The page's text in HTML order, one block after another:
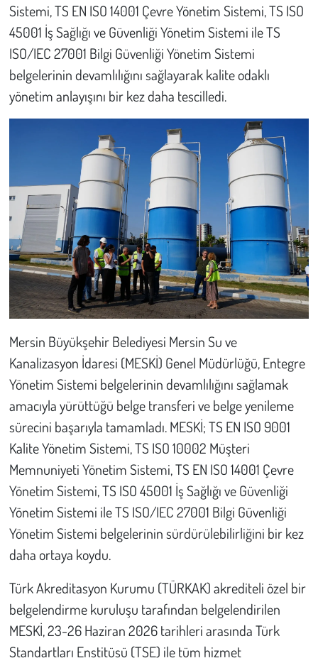
Sistemi, TS EN ISO 14001 Çevre Yönetim Sistemi, TS ISO
45001 İş Sağlığı ve Güvenliği Yönetim Sistemi ile TS
ISO/IEC 27001 Bilgi Güvenliği Yönetim Sistemi
belgelerinin devamlılığını sağlayarak kalite odaklı
yönetim anlayışını bir kez daha tescilledi.
Mersin Büyükşehir Belediyesi Mersin Su ve
Kanalizasyon İdaresi (MESKİ) Genel Müdürlüğü, Entegre
Yönetim Sistemi belgelerinin devamlılığını sağlamak
amacıyla yürüttüğü belge transferi ve belge yenileme
sürecini başarıyla tamamladı. MESKİ; TS EN ISO 9001
Kalite Yönetim Sistemi, TS ISO 10002 Müşteri
Memnuniyeti Yönetim Sistemi, TS EN ISO 14001 Çevre
Yönetim Sistemi, TS ISO 45001 İş Sağlığı ve Güvenliği
Yönetim Sistemi ile TS ISO/IEC 27001 Bilgi Güvenliği
Yönetim Sistemi belgelerinin sürdürülebilirliğini bir kez
daha ortaya koydu.
Türk Akreditasyon Kurumu (TÜRKAK) akrediteli özel bir
belgelendirme kuruluşu tarafından belgelendirilen
MESKİ, 23-26 Haziran 2026 tarihleri arasında Türk
Standartları Enstitüsü (TSE) ile tüm hizmet
Galeri
Günün İçinden
Vefat İlanları
Tarım
Son Dakika
Kent
Eğlence